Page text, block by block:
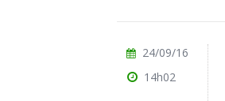
24/09/16
14h02